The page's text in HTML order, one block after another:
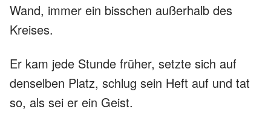
Wand, immer ein bisschen außerhalb des
Kreises.
Er kam jede Stunde früher, setzte sich auf
denselben Platz, schlug sein Heft auf und tat
so, als sei er ein Geist.